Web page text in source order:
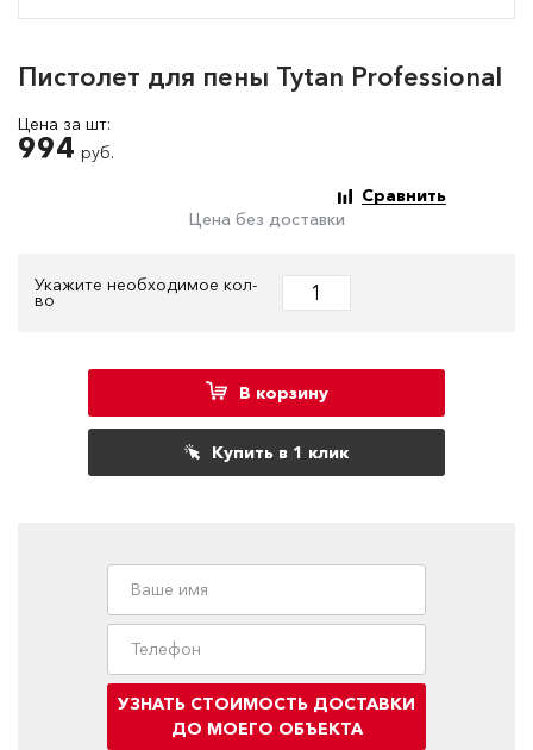
Пистолет для пены Tytan Professional
Цена за шт:
994 руб.
Сравнить
Цена без доставки
Укажите необходимое кол-
во
В корзину
Купить в 1 клик
УЗНАТЬ СТОИМОСТЬ ДОСТАВКИ
ДО МОЕГО ОБЪЕКТА